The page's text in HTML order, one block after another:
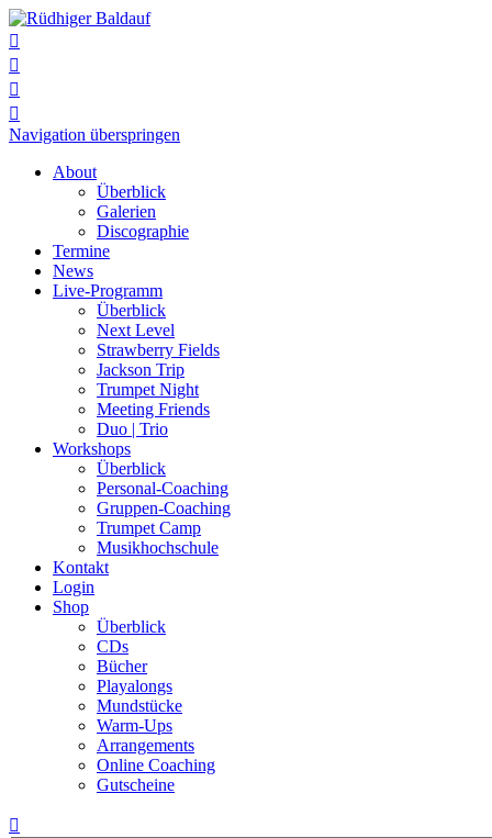




Navigation überspringen
About
Überblick
Galerien
Discographie
Termine
News
Live-Programm
Überblick
Next Level
Strawberry Fields
Jackson Trip
Trumpet Night
Meeting Friends
Duo | Trio
Workshops
Überblick
Personal-Coaching
Gruppen-Coaching
Trumpet Camp
Musikhochschule
Kontakt
Login
Shop
Überblick
CDs
Bücher
Playalongs
Mundstücke
Warm-Ups
Arrangements
Online Coaching
Gutscheine
